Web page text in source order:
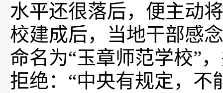
水平还很落后，便主动
校建成后，当地干部感
命名为“玉章师范学校”
拒绝：“中央有规定，不